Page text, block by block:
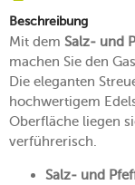
Beschreibung
Mit dem Salz- und
machen Sie den
Die eleganten
hochwertigem
Oberfläche liegen
verführerisch.
Salz- und